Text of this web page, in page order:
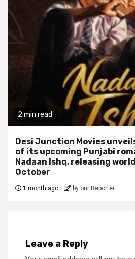
2 min read
Desi Junction Movies
of its upcoming Punjabi
Nadaan Ishq, releasing
October
1 month ago by our Reporter
Leave a Reply